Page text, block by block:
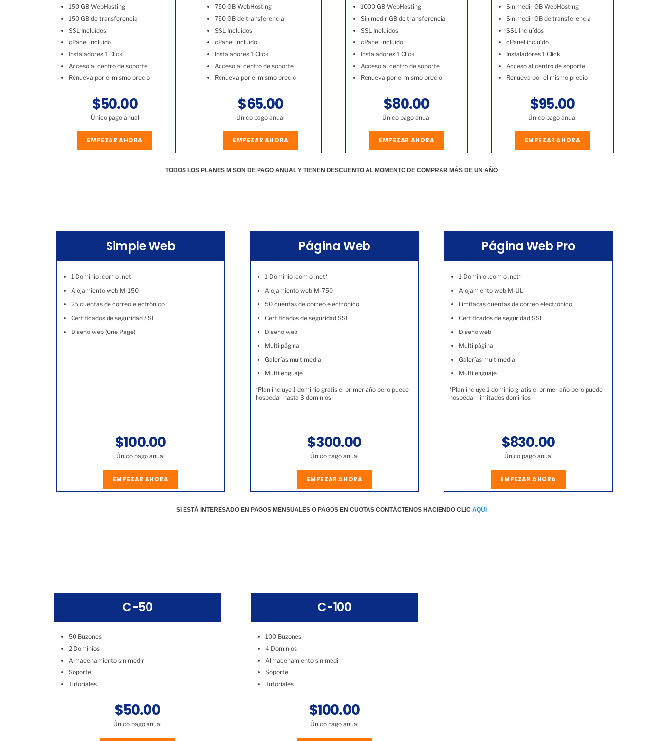
150 GB WebHosting
150 GB de transferencia
SSL Incluídos
cPanel incluído
Instaladores 1 Click
Acceso al centro de soporte
Renueva por el mismo precio
$50.00
Único pago anual
EMPEZAR AHORA
750 GB WebHosting
750 GB de transferencia
SSL Incluídos
cPanel incluído
Instaladores 1 Click
Acceso al centro de soporte
Renueva por el mismo precio
$65.00
Único pago anual
EMPEZAR AHORA
1000 GB WebHosting
Sin medir GB de transferencia
SSL Incluídos
cPanel incluído
Instaladores 1 Click
Acceso al centro de soporte
Renueva por el mismo precio
$80.00
Único pago anual
EMPEZAR AHORA
Sin medir GB WebHosting
Sin medir GB de transferencia
SSL Incluídos
cPanel incluído
Instaladores 1 Click
Acceso al centro de soporte
Renueva por el mismo precio
$95.00
Único pago anual
EMPEZAR AHORA
TODOS LOS PLANES M SON DE PAGO ANUAL Y TIENEN DESCUENTO AL MOMENTO DE COMPRAR MÁS DE UN AÑO
Simple Web
1 Dominio .com o .net
Alojamiento web M-150
25 cuentas de correo electrónico
Certificados de seguridad SSL
Diseño web (One Page)
$100.00
Único pago anual
EMPEZAR AHORA
Página Web
1 Dominio .com o .net*
Alojamiento web M-750
50 cuentas de correo electrónico
Certificados de seguridad SSL
Diseño web
Multi página
Galerías multimedia
Multilenguaje
*Plan incluye 1 dominio gratis el primer año pero puede
hospedar hasta 3 dominios
$300.00
Único pago anual
EMPEZAR AHORA
Página Web Pro
1 Dominio .com o .net*
Alojamiento web M-UL
Ilimitadas cuentas de correo electrónico
Certificados de seguridad SSL
Diseño web
Multi página
Galerías multimedia
Multilenguaje
*Plan incluye 1 dominio gratis el primer año pero puede
hospedar ilimitados dominios
$830.00
Único pago anual
EMPEZAR AHORA
SI ESTÁ INTERESADO EN PAGOS MENSUALES O PAGOS EN CUOTAS CONTÁCTENOS HACIENDO CLIC AQÚI
C-50
50 Buzones
2 Dominios
Almacenamiento sin medir
Soporte
Tutoriales
$50.00
Único pago anual
C-100
100 Buzones
4 Dominios
Almacenamiento sin medir
Soporte
Tutoriales
$100.00
Único pago anual